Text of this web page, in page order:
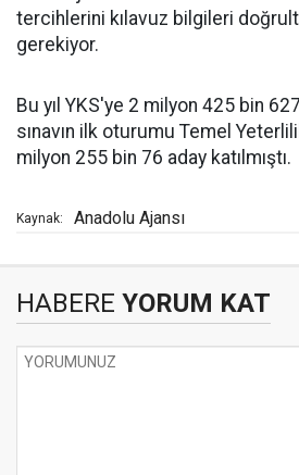
tercihlerini kılavuz bilgileri
gerekiyor.
Bu yıl YKS'ye 2 milyon 425 bin
sınavın ilk oturumu Temel
milyon 255 bin 76 aday katılmıştı.
Kaynak: Anadolu Ajansı
HABERE YORUM KAT